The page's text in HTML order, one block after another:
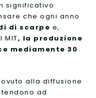
significativo
che ogni anno
di scarpe e,
MIT, la produzione
mediamente 30
alla diffusione
ad